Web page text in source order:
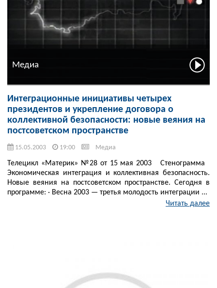
Медиа
Интеграционные инициативы четырех
президентов и укрепление договора о
коллективной безопасности: новые веяния на
постсоветском пространстве
15.05.2003 19:00 Медиа
Телецикл «Материк» №28 от 15 мая 2003 Стенограмма
Экономическая интеграция и коллективная безопасность.
Новые веяния на постсоветском пространстве. Сегодня в
программе: · Весна 2003 — третья молодость интеграции ...
Читать далее